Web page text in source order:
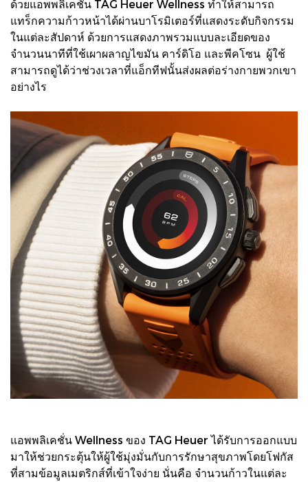
ด้วยแอพพลิเคชั่น TAG Heuer Wellness ทำให้สามารถ
แทร็กความก้าวหน้าได้ผ่านบาโรมิเตอร์ที่แสดงระดับกิจกรรม
ในแต่ละสัปดาห์ ด้วยการแสดงภาพรวมแบบละเอียดของ
จำนวนนาทีที่ใช้เผาผลาญไขมัน คาร์ดิโอ และพีคโซน ผู้ใช้
สามารถดูได้ว่าช่วงเวลาที่แอ็กทีฟนั้นส่งผลต่อร่างกายพวกเขา
อย่างไร
แอพพลิเคชั่น Wellness ของ TAG Heuer ได้รับการออกแบบ
มาให้ช่วยกระตุ้นให้ผู้ใช้มุ่งมั่นกับการรักษาสุขภาพโดยโฟกัส
ที่สามข้อมูลเมตริกส์ที่เข้าใจง่าย นั่นคือ จำนวนก้าวในแต่ละ